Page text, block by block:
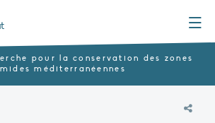
pour la conservation des zones
méditerranéennes